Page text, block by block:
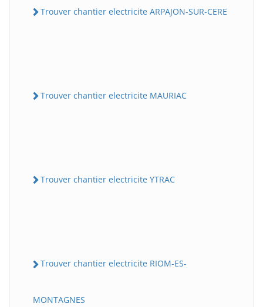
Trouver chantier electricite ARPAJON-SUR-CERE
Trouver chantier electricite MAURIAC
Trouver chantier electricite YTRAC
Trouver chantier electricite RIOM-ES-
MONTAGNES